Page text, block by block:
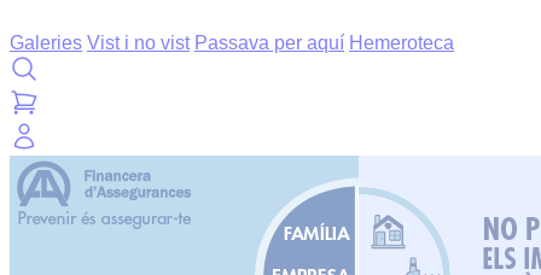
Galeries Vist i no vist Passava per aquí Hemeroteca